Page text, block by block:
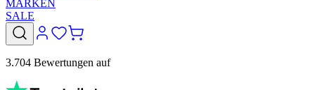
MARKEN
SALE
3.704 Bewertungen auf